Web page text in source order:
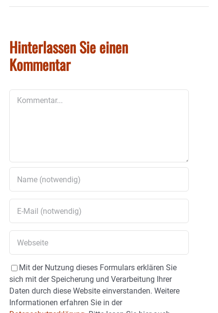
Hinterlassen Sie einen
Kommentar
Mit der Nutzung dieses Formulars erklären Sie
sich mit der Speicherung und Verarbeitung Ihrer
Daten durch diese Website einverstanden. Weitere
Informationen erfahren Sie in der